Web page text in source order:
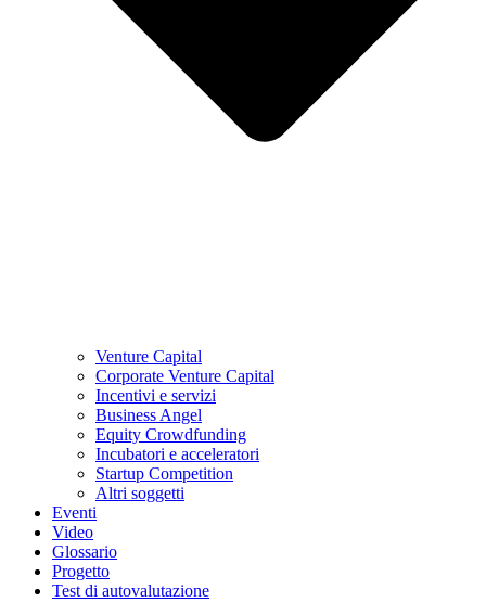
Venture Capital
Corporate Venture Capital
Incentivi e servizi
Business Angel
Equity Crowdfunding
Incubatori e acceleratori
Startup Competition
Altri soggetti
Eventi
Video
Glossario
Progetto
Test di autovalutazione